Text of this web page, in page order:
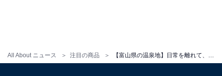
All About ニュース 注目の商品
交通手段：JR氷見線氷見駅より専用バスで約10分（要予